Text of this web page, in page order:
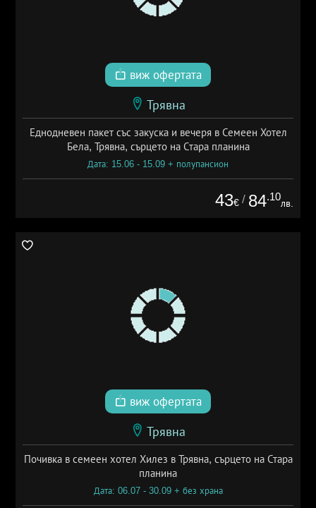
виж офертата
Трявна
Еднодневен пакет със закуска и вечеря в Семеен Хотел
Бела, Трявна, сърцето на Стара планина
Дата: 15.06 - 15.09 + полупансион
43€ / 84.10
лв.
виж офертата
Трявна
Почивка в семеен хотел Хилез в Трявна, сърцето на Стара
планина
Дата: 06.07 - 30.09 + без храна